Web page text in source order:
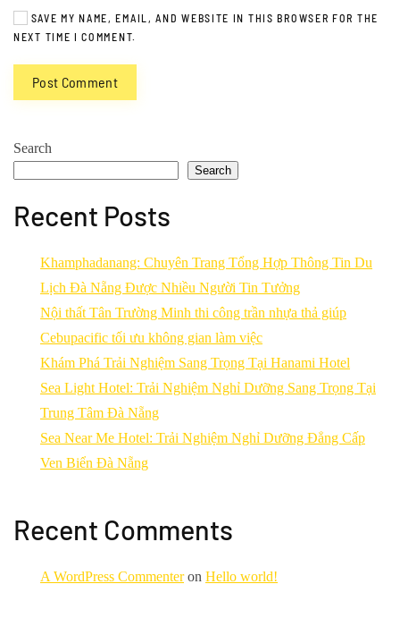
SAVE MY NAME, EMAIL, AND WEBSITE IN THIS BROWSER FOR THE
NEXT TIME I COMMENT.
Post Comment
Search
Search
Recent Posts
Khamphadanang: Chuyên Trang Tổng Hợp Thông Tin Du
Lịch Đà Nẵng Được Nhiều Người Tin Tưởng
Nội thất Tân Trường Minh thi công trần nhựa thả giúp
Cebupacific tối ưu không gian làm việc
Khám Phá Trải Nghiệm Sang Trọng Tại Hanami Hotel
Sea Light Hotel: Trải Nghiệm Nghỉ Dưỡng Sang Trọng Tại
Trung Tâm Đà Nẵng
Sea Near Me Hotel: Trải Nghiệm Nghỉ Dưỡng Đẳng Cấp
Ven Biển Đà Nẵng
Recent Comments
A WordPress Commenteron Hello world!